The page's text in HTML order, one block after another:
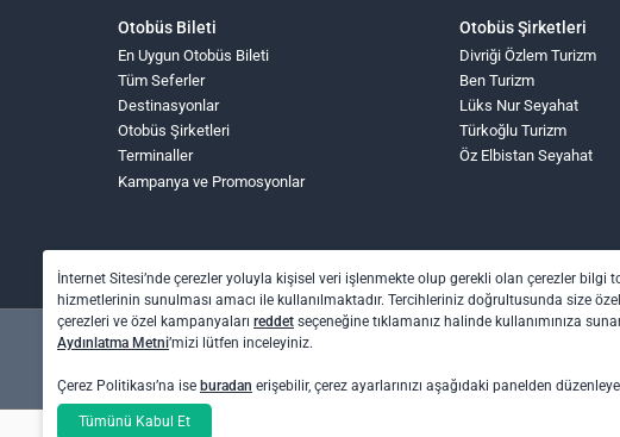
Otobüs Bileti
En Uygun Otobüs Bileti
Tüm Seferler
Destinasyonlar
Otobüs Şirketleri
Terminaller
Kampanya ve Promosyonlar
Otobüs Şirketleri
Divriği Özlem Turizm
Ben Turizm
Lüks Nur Seyahat
Türkoğlu Turizm
Öz Elbistan Seyahat
Otel rezervasyon ve otobüs bileti işlemleri için: Obilet.com
İnternet Sitesi’nde çerezler yoluyla kişisel veri işlenmekte olup gerekli olan çerezler bilgi
hizmetlerinin sunulması amacı ile kullanılmaktadır. Tercihleriniz doğrultusunda size
çerezleri ve özel kampanyaları reddet seçeneğine tıklamanız halinde kullanımınıza
Aydınlatma Metni’mizi lütfen inceleyiniz.
Çerez Politikası’na ise buradan erişebilir, çerez ayarlarınızı aşağıdaki panelden
Tümünü Kabul Et